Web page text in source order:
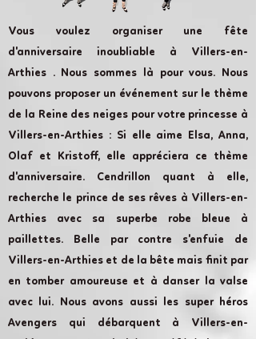
Vous voulez organiser une fête
d'anniversaire inoubliable à Villers-en-
Arthies . Nous sommes là pour vous. Nous
pouvons proposer un événement sur le thème
de la Reine des neiges pour votre princesse à
Villers-en-Arthies : Si elle aime Elsa, Anna,
Olaf et Kristoff, elle appréciera ce thème
d'anniversaire. Cendrillon quant à elle,
recherche le prince de ses rêves à Villers-en-
Arthies avec sa superbe robe bleue à
paillettes. Belle par contre s'enfuie de
Villers-en-Arthies et de la bête mais finit par
en tomber amoureuse et à danser la valse
avec lui. Nous avons aussi les super héros
Avengers qui débarquent à Villers-en-